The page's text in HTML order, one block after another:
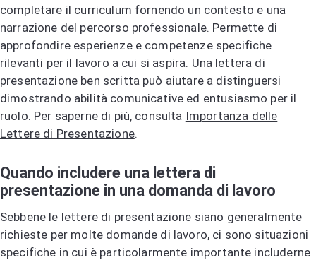
completare il curriculum fornendo un contesto e una
narrazione del percorso professionale. Permette di
approfondire esperienze e competenze specifiche
rilevanti per il lavoro a cui si aspira. Una lettera di
presentazione ben scritta può aiutare a distinguersi
dimostrando abilità comunicative ed entusiasmo per il
ruolo. Per saperne di più, consulta Importanza delle
Lettere di Presentazione.
Quando includere una lettera di
presentazione in una domanda di lavoro
Sebbene le lettere di presentazione siano generalmente
richieste per molte domande di lavoro, ci sono situazioni
specifiche in cui è particolarmente importante includerne